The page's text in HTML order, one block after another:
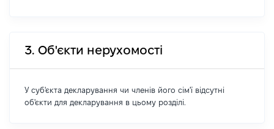
3. Об'єкти нерухомості
У суб'єкта декларування чи членів його сім'ї відсутні
об'єкти для декларування в цьому розділі.